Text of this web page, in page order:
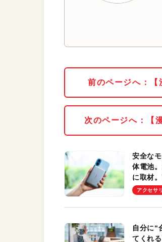
前のページへ：
次のページへ：【
安全な
体電池
に取材
Pro」の
アクセサリ
自分に“
てくれ